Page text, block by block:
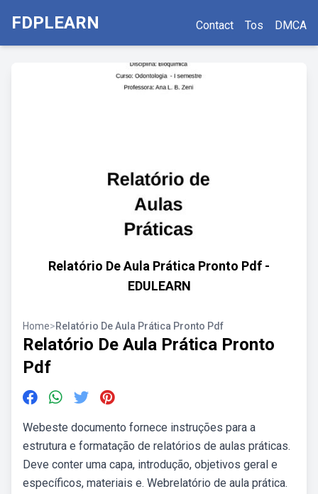
FDPLEARN Contact Tos DMCA
Relatório De Aula Prática Pronto Pdf -
EDULEARN
Home>Relatório De Aula Prática Pronto Pdf
Relatório De Aula Prática Pronto
Pdf
Webeste documento fornece instruções para a
estrutura e formatação de relatórios de aulas práticas.
Deve conter uma capa, introdução, objetivos geral e
específicos, materiais e. Webrelatório de aula prática.